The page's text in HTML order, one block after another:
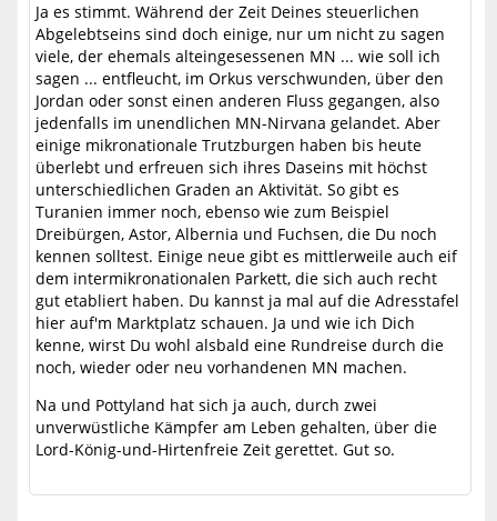
Ja es stimmt. Während der Zeit Deines steuerlichen
Abgelebtseins sind doch einige, nur um nicht zu sagen
viele, der ehemals alteingesessenen MN ... wie soll ich
sagen ... entfleucht, im Orkus verschwunden, über den
Jordan oder sonst einen anderen Fluss gegangen, also
jedenfalls im unendlichen MN-Nirvana gelandet. Aber
einige mikronationale Trutzburgen haben bis heute
überlebt und erfreuen sich ihres Daseins mit höchst
unterschiedlichen Graden an Aktivität. So gibt es
Turanien immer noch, ebenso wie zum Beispiel
Dreibürgen, Astor, Albernia und Fuchsen, die Du noch
kennen solltest. Einige neue gibt es mittlerweile auch eif
dem intermikronationalen Parkett, die sich auch recht
gut etabliert haben. Du kannst ja mal auf die Adresstafel
hier auf'm Marktplatz schauen. Ja und wie ich Dich
kenne, wirst Du wohl alsbald eine Rundreise durch die
noch, wieder oder neu vorhandenen MN machen.
Na und Pottyland hat sich ja auch, durch zwei
unverwüstliche Kämpfer am Leben gehalten, über die
Lord-König-und-Hirtenfreie Zeit gerettet. Gut so.